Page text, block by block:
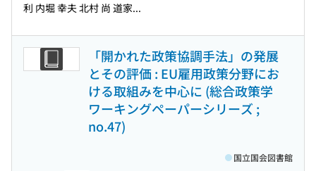
利 内堀 幸夫 北村 尚 道家...
「開かれた政策協調手法」の発展
とその評価 : EU雇用政策分野にお
ける取組みを中心に (総合政策学
ワーキングペーパーシリーズ ;
no.47)
国立国会図書館